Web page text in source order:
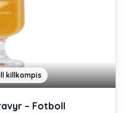
killkompis
– Fotboll